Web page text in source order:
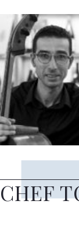
CHEF